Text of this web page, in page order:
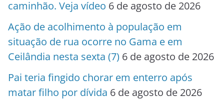
caminhão. Veja vídeo 6 de agosto de 2026
Ação de acolhimento à população em
situação de rua ocorre no Gama e em
Ceilândia nesta sexta (7) 6 de agosto de 2026
Pai teria fingido chorar em enterro após
matar filho por dívida 6 de agosto de 2026